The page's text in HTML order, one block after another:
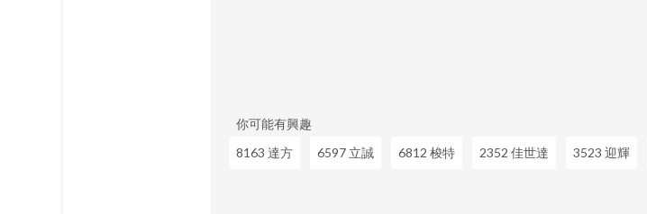
你可能有興趣
8163 達方
6597 立誠 6812 梭特 2352 佳世達 3523 迎輝